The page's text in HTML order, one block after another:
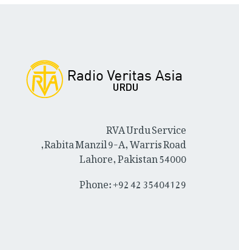
RVA Urdu Service
Rabita Manzil 9-A, Warris Road,
Lahore, Pakistan 54000
Phone: +92 42 35404129